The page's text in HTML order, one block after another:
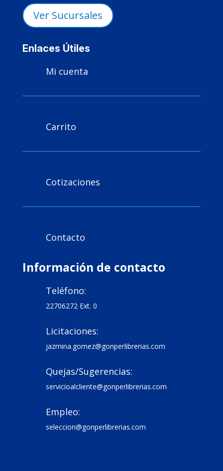
Ver Sucursales
Enlaces Útiles
Mi cuenta
Carrito
Cotizaciones
Contacto
Información de contacto
Teléfono:
22706272 Ext. 0
Licitaciones:
jazmina.gomez@gonperlibrerias.com
Quejas/Sugerencias:
servicioalcliente@gonperlibrerias.com
Empleo:
seleccion@gonperlibrerias.com